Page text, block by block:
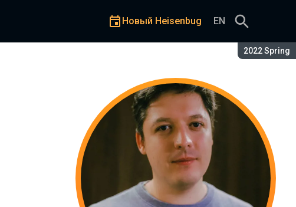
Сезон:
2022 Spring
Новый Heisenbug EN